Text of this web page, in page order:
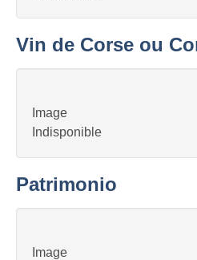
Vin de Corse ou
Image
Indisponible
Patrimonio
Image